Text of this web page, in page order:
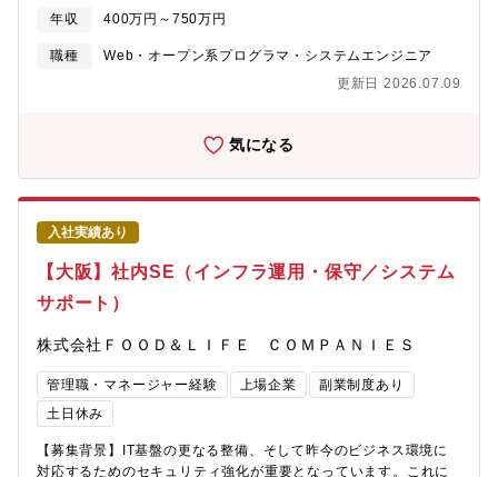
方！
年収 400万円～750万円
職種
Web・オープン系プログラマ・システムエンジニア
更新日 2026.07.09
気になる
入社実績あり
【大阪】社内SE（インフラ運用・保守／システム
サポート）
株式会社ＦＯＯＤ＆ＬＩＦＥ ＣＯＭＰＡＮＩＥＳ
管理職・マネージャー経験 上場企業
副業制度あり
土日休み
【募集背景】IT基盤の更なる整備、そして昨今のビジネス環境に
対応するためのセキュリティ強化が重要となっています。これに